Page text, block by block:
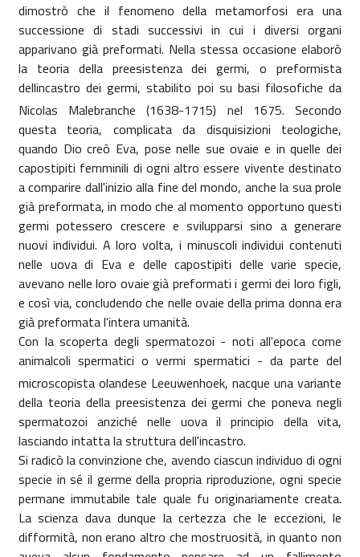
dimostrò che il fenomeno della metamorfosi era una
successione di stadi successivi in cui i diversi organi
apparivano già preformati. Nella stessa occasione elaborò
la teoria della preesistenza dei germi, o preformista
dellincastro dei germi, stabilito poi su basi filosofiche da
Nicolas Malebranche (1638-1715) nel 1675. Secondo
questa teoria, complicata da disquisizioni teologiche,
quando Dio creò Eva, pose nelle sue ovaie e in quelle dei
capostipiti femminili di ogni altro essere vivente destinato
a comparire dall'inizio alla fine del mondo, anche la sua prole
già preformata, in modo che al momento opportuno questi
germi potessero crescere e svilupparsi sino a generare
nuovi individui. A loro volta, i minuscoli individui contenuti
nelle uova di Eva e delle capostipiti delle varie specie,
avevano nelle loro ovaie già preformati i germi dei loro figli,
e così via, concludendo che nelle ovaie della prima donna era
già preformata l'intera umanità.
Con la scoperta degli spermatozoi - noti all'epoca come
animalcoli spermatici o vermi spermatici - da parte del
microscopista olandese Leeuwenhoek, nacque una variante
della teoria della preesistenza dei germi che poneva negli
spermatozoi anziché nelle uova il principio della vita,
lasciando intatta la struttura dell'incastro.
Si radicò la convinzione che, avendo ciascun individuo di ogni
specie in sé il germe della propria riproduzione, ogni specie
permane immutabile tale quale fu originariamente creata.
La scienza dava dunque la certezza che le eccezioni, le
difformità, non erano altro che mostruosità, in quanto non